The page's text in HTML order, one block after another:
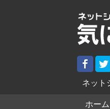
ネット
ホーム